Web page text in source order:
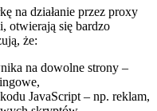
na działanie przez proxy
otwierają się bardzo
że:
na dowolne strony –
JavaScript – np. reklam,